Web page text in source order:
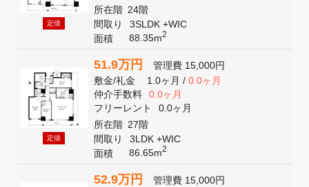
定借
所在階 24階
間取り
3SLDK +WIC
面積
88.35m2
定借
51.9万円 管理費 15,000円
敷金/礼金 1.0ヶ月/ 0.0ヶ月
仲介手数料
0.0ヶ月
フリーレント
0.0ヶ月
所在階 27階
間取り
3LDK +WIC
面積
86.65m2
52.9万円 管理費 15,000円